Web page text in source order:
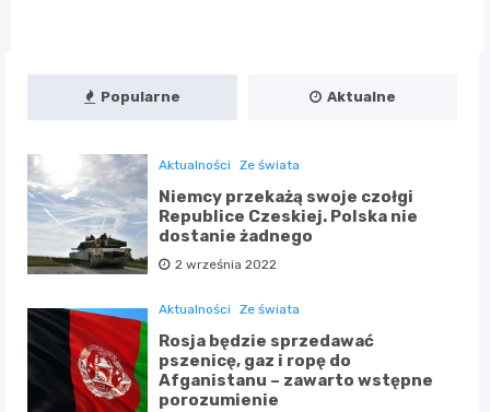
Popularne Aktualne
Aktualności Ze świata
Niemcy przekażą swoje czołgi
Republice Czeskiej. Polska nie
dostanie żadnego
2 września 2022
Aktualności Ze świata
Rosja będzie sprzedawać
pszenicę, gaz i ropę do
Afganistanu – zawarto wstępne
porozumienie